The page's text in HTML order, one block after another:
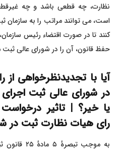
نظارت، چه قطعی باشد و چه
است، می ‌توانند مراتب را به سازمان
کنند تا در صورت اقتضاء رئیس
حفظ قانون، آن را در شورای عالی
آیا با تجدیدنظرخواهی
در شورای عالی ثبت
یا خیر؟ |تاثیر
رای هیات نظارت ثبت در
به موجب